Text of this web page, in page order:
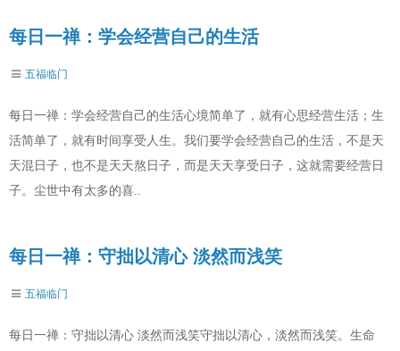
每日一禅：学会经营自己的生活
五福临门
每日一禅：学会经营自己的生活心境简单了，就有心思经营生活；生
活简单了，就有时间享受人生。我们要学会经营自己的生活，不是天
天混日子，也不是天天熬日子，而是天天享受日子，这就需要经营日
子。尘世中有太多的喜..
每日一禅：守拙以清心 淡然而浅笑
五福临门
每日一禅：守拙以清心 淡然而浅笑守拙以清心，淡然而浅笑。生命